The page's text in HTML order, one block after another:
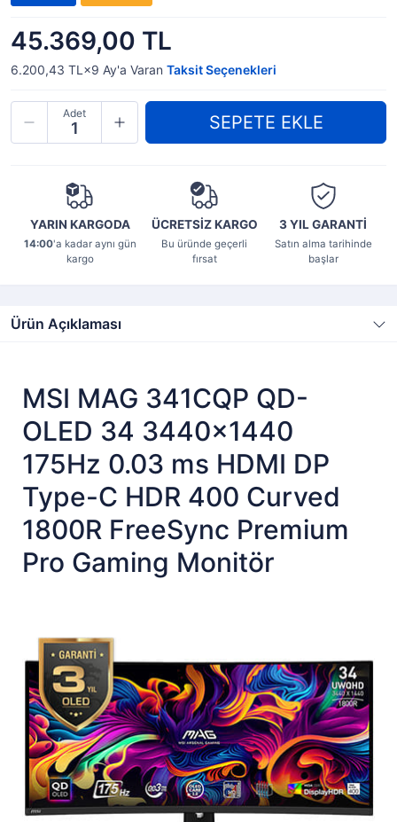
45.369,00 TL
6.200,43 TL×9 Ay'a Varan Taksit Seçenekleri
Adet
YARIN KARGODA
14:00'a kadar aynı gün
kargo
ÜCRETSİZ KARGO
Bu üründe geçerli
fırsat
3 YILGARANTİ
Satın alma tarihinde
başlar
Ürün Açıklaması
MSI MAG 341CQP QD-
OLED 34 3440x1440
175Hz 0.03 ms HDMI DP
Type-C HDR 400 Curved
1800R FreeSync Premium
Pro Gaming Monitör